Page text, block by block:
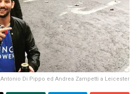
Antonio Di Pippo ed Andrea Zampetti a Leicester